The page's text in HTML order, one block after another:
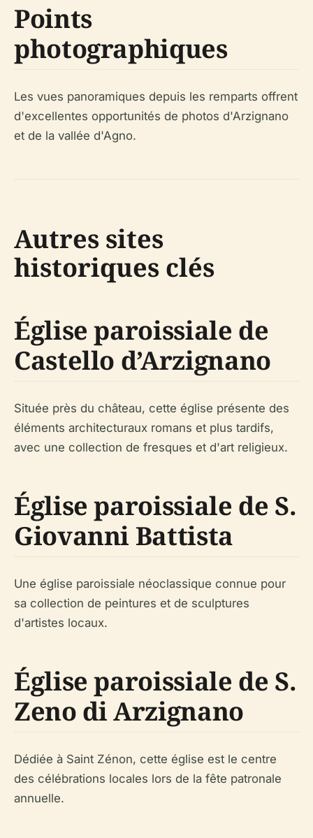
Points
photographiques
Les vues panoramiques depuis les remparts offrent
d'excellentes opportunités de photos d'Arzignano
et de la vallée d'Agno.
Autres sites
historiques clés
Église paroissiale de
Castello d’Arzignano
Située près du château, cette église présente des
éléments architecturaux romans et plus tardifs,
avec une collection de fresques et d'art religieux.
Église paroissiale de S.
Giovanni Battista
Une église paroissiale néoclassique connue pour
sa collection de peintures et de sculptures
d'artistes locaux.
Église paroissiale de S.
Zeno di Arzignano
Dédiée à Saint Zénon, cette église est le centre
des célébrations locales lors de la fête patronale
annuelle.